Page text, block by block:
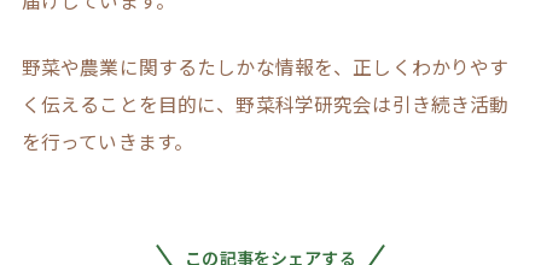
野菜や農業に関するたしかな情報を、正しくわかりやす
く伝えることを目的に、野菜科学研究会は引き続き活動
を行っていきます。
この記事をシェアする